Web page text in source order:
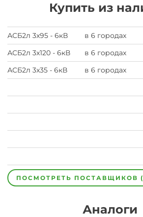
Купить из
АСБ2л 3х95 - 6кВ в 6 городах
АСБ2л 3х120 - 6кВ
в 6 городах
АСБ2л 3х35 - 6кВ
в 6 городах
ПОСМОТРЕТЬ ПОСТАВЩИКОВ
Аналоги